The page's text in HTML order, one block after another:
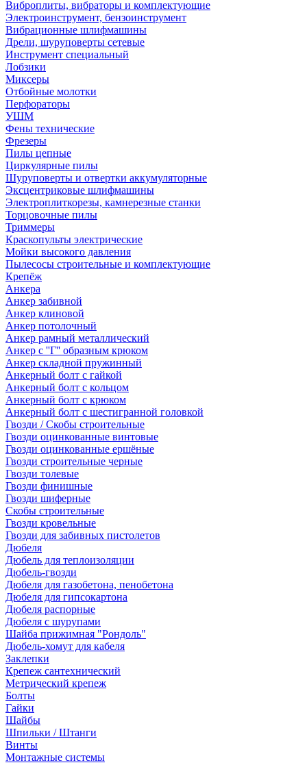
Виброплиты, вибраторы и комплектующие
Электроинструмент, бензоинструмент
Вибрационные шлифмашины
Дрели, шуруповерты сетевые
Инструмент специальный
Лобзики
Миксеры
Отбойные молотки
Перфораторы
УШМ
Фены технические
Фрезеры
Пилы цепные
Циркулярные пилы
Шуруповерты и отвертки аккумуляторные
Эксцентриковые шлифмашины
Электроплиткорезы, камнерезные станки
Торцовочные пилы
Триммеры
Краскопульты электрические
Мойки высокого давления
Пылесосы строительные и комплектующие
Крепёж
Анкера
Анкер забивной
Анкер клиновой
Анкер потолочный
Анкер рамный металлический
Анкер с ''Г'' образным крюком
Анкер складной пружинный
Анкерный болт с гайкой
Анкерный болт с кольцом
Анкерный болт с крюком
Анкерный болт с шестигранной головкой
Гвозди / Скобы строительные
Гвозди оцинкованные винтовые
Гвозди оцинкованные ершёные
Гвозди строительные черные
Гвозди толевые
Гвозди финишные
Гвозди шиферные
Скобы строительные
Гвозди кровельные
Гвозди для забивных пистолетов
Дюбеля
Дюбель для теплоизоляции
Дюбель-гвозди
Дюбеля для газобетона, пенобетона
Дюбеля для гипсокартона
Дюбеля распорные
Дюбеля с шурупами
Шайба прижимная "Рондоль"
Дюбель-хомут для кабеля
Заклепки
Крепеж сантехнический
Метрический крепеж
Болты
Гайки
Шайбы
Шпильки / Штанги
Винты
Монтажные системы